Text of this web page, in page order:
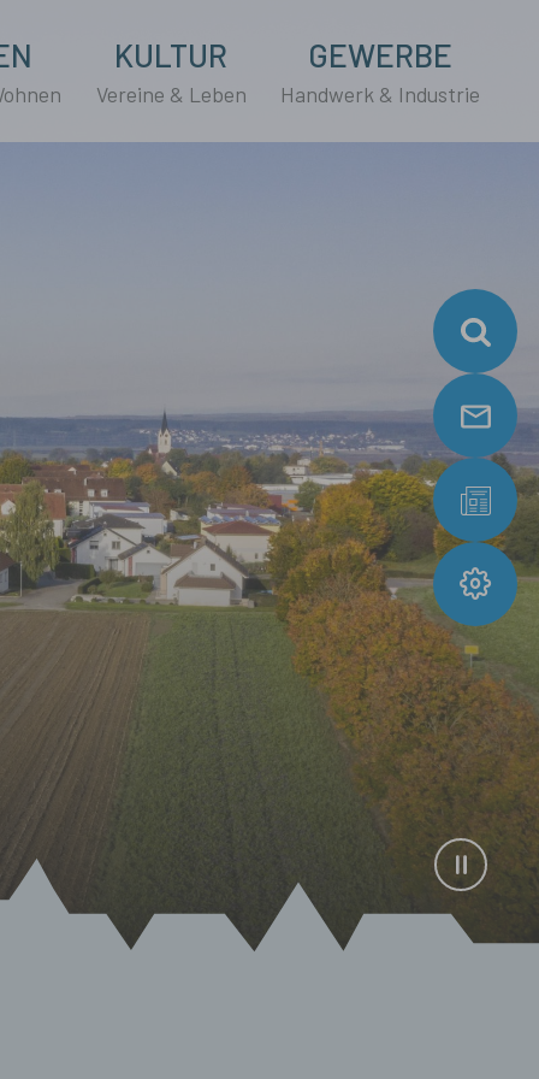
KULTUR
Vereine & Leben
GEWERBE
Handwerk & Industrie